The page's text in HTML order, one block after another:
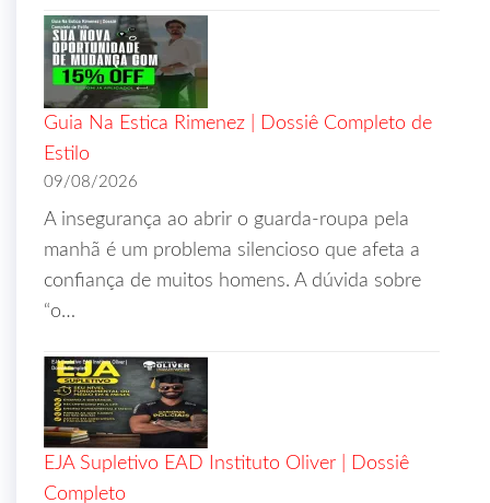
Guia Na Estica Rimenez | Dossiê Completo de
Estilo
09/08/2026
A insegurança ao abrir o guarda-roupa pela
manhã é um problema silencioso que afeta a
confiança de muitos homens. A dúvida sobre
“o…
EJA Supletivo EAD Instituto Oliver | Dossiê
Completo